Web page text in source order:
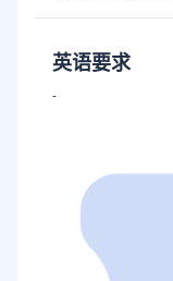
英语要求
-